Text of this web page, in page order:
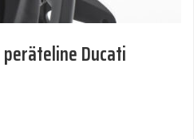
Ducati